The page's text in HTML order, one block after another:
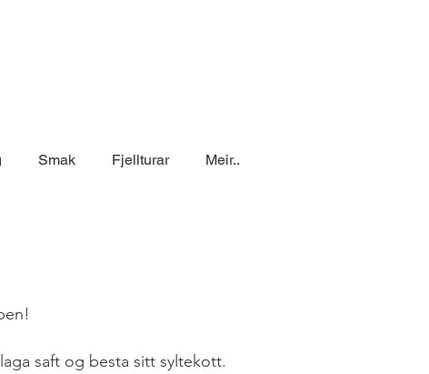
Smak Fjellturar Meir..
saft og besta sitt syltekott.